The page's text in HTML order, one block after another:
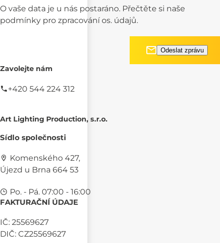
O vaše data je u nás postaráno. Přečtěte si naše
podmínky pro zpracování os. údajů.
Zavolejte nám
+420 544 224 312
Art Lighting Production, s.r.o.
Sídlo společnosti
Komenského 427,
Újezd u Brna 664 53
Po. - Pá. 07:00 - 16:00
FAKTURAČNÍ ÚDAJE
IČ: 25569627
DIČ: CZ25569627